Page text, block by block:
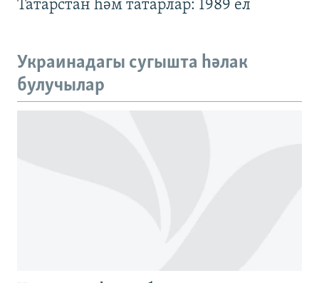
Татарстан һәм татарлар: 1989 ел
Украинадагы сугышта һәлак
булучылар